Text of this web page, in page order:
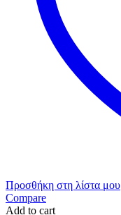
Προσθήκη στη λίστα μου
Compare
Add to cart